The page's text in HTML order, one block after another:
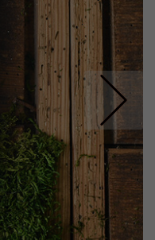
Nastepne